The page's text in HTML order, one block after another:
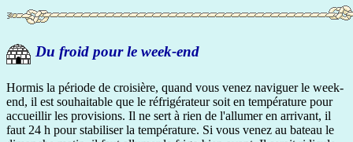
Du froid pour le week-end
Hormis la période de croisière, quand vous venez naviguer le week-
end, il est souhaitable que le réfrigérateur soit en température pour
accueillir les provisions. Il ne sert à rien de l'allumer en arrivant, il
faut 24 h pour stabiliser la température. Si vous venez au bateau le